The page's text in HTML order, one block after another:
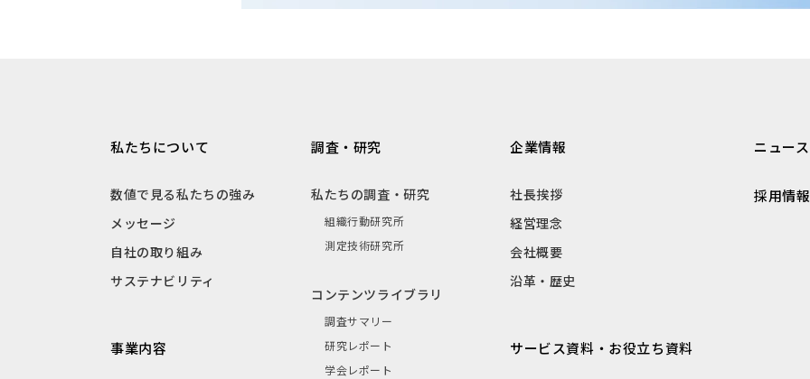
私たちについて
数値で見る私たちの強み
メッセージ
自社の取り組み
サステナビリティ
事業内容
調査・研究
私たちの調査・研究
組織行動研究所
測定技術研究所
コンテンツライブラリ
調査サマリー
研究レポート
学会レポート
企業情報
社長挨拶
経営理念
会社概要
沿革・歴史
サービス資料・お役立ち資料
ニュース
採用情報